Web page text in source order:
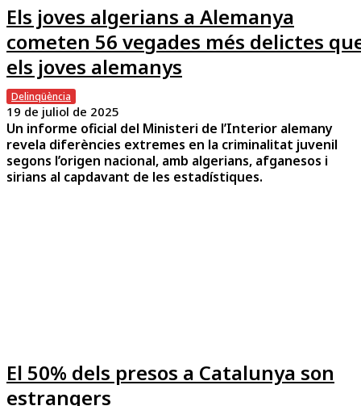
Els joves algerians a Alemanya
cometen 56 vegades més delictes
els joves alemanys
Delinqüència
19 de juliol de 2025
Un informe oficial del Ministeri de l’Interior alemany
revela diferències extremes en la criminalitat juvenil
segons l’origen nacional, amb algerians, afganesos i
sirians al capdavant de les estadístiques.
El 50% dels presos a Catalunya son
estrangers